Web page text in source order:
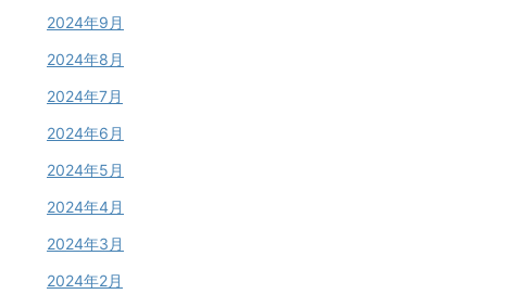
2024年9月
2024年8月
2024年7月
2024年6月
2024年5月
2024年4月
2024年3月
2024年2月